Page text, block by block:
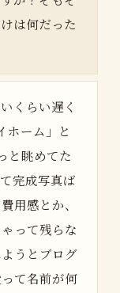
は何だった
くらい遅く
ホーム」と
と眺めてた
完成写真ば
用感とか、
って残らな
うとブログ
て名前が何